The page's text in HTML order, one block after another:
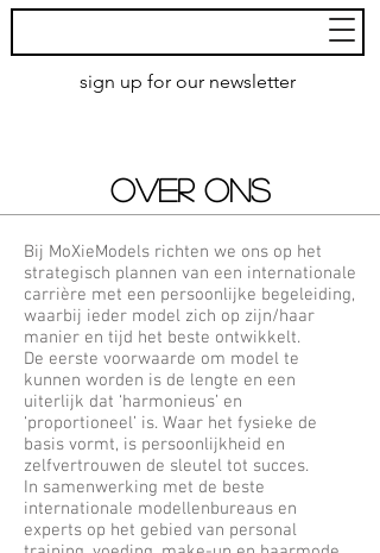
Models
AMSTERDAM
sign up for our newsletter
OVER ONS
Bij MoXieModels richten we ons op het
strategisch plannen van een internationale
carrière met een persoonlijke begeleiding,
waarbij ieder model zich op zijn/haar
manier en tijd het beste ontwikkelt.
De eerste voorwaarde om model te
kunnen worden is de lengte en een
uiterlijk dat ‘harmonieus’ en
‘proportioneel’ is. Waar het fysieke de
basis vormt, is persoonlijkheid en
zelfvertrouwen de sleutel tot succes.
In samenwerking met de beste
internationale modellenbureaus en
experts op het gebied van personal